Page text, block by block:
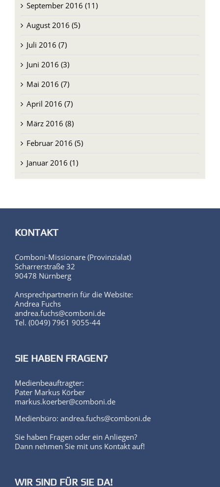
September 2016 (11)
August 2016 (5)
Juli 2016 (7)
Juni 2016 (3)
Mai 2016 (7)
April 2016 (7)
März 2016 (8)
Februar 2016 (5)
Januar 2016 (1)
KONTAKT
Comboni-Missionare (Provinzialat)
Scharrerstraße 32
90478 Nürnberg
Ansprechpartnerin für die Website:
Andrea Fuchs
andrea.fuchs@comboni.de
Tel. (0049) 7961 9055-44
SIE HABEN FRAGEN?
Medienbeauftragter:
Pater Markus Körber
markus.koerber@comboni.de
Medienbüro: andrea.fuchs@comboni.de
Sie haben Fragen oder ein Anliegen?
Dann nehmen Sie mit uns Kontakt auf!
WIR SIND FÜR SIE DA!